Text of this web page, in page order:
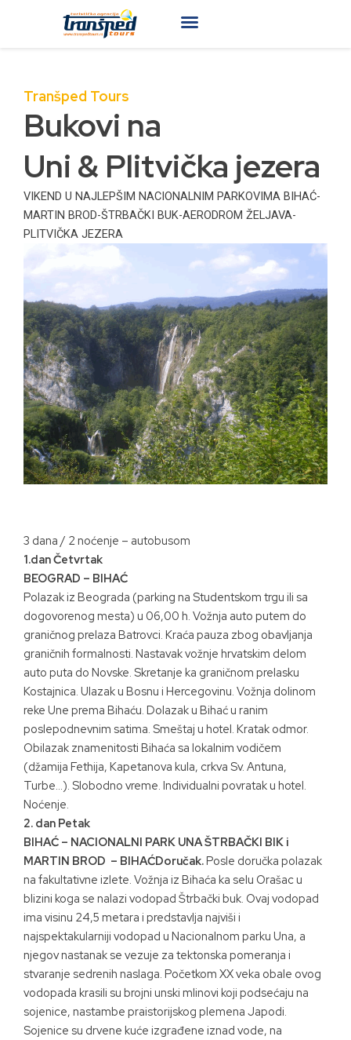
Tranšped Tours
Bukovi na
Uni & Plitvička jezera
VIKEND U NAJLEPŠIM NACIONALNIM PARKOVIMA BIHAĆ-
MARTIN BROD-ŠTRBAČKI BUK-AERODROM ŽELJAVA-
PLITVIČKA JEZERA
3 dana / 2 noćenje – autobusom
1.dan Četvrtak
BEOGRAD – BIHAĆ
Polazak iz Beograda (parking na Studentskom trgu ili sa
dogovorenog mesta) u 06,00 h. Vožnja auto putem do
graničnog prelaza Batrovci. Kraća pauza zbog obavljanja
graničnih formalnosti. Nastavak vožnje hrvatskim delom
auto puta do Novske. Skretanje ka graničnom prelasku
Kostajnica. Ulazak u Bosnu i Hercegovinu. Vožnja dolinom
reke Une prema Bihaću. Dolazak u Bihać u ranim
poslepodnevnim satima. Smeštaj u hotel. Kratak odmor.
Obilazak znamenitosti Bihaća sa lokalnim vodičem
(džamija Fethija, Kapetanova kula, crkva Sv. Antuna,
Turbe…). Slobodno vreme. Individualni povratak u hotel.
Noćenje.
2. dan Petak
BIHAĆ – NACIONALNI PARK UNA ŠTRBAČKI BIK i
MARTIN BROD – BIHAĆDoručak.Posle doručka polazak
na fakultativne izlete. Vožnja iz Bihaća ka selu Orašac u
blizini koga se nalazi vodopad Štrbački buk. Ovaj vodopad
ima visinu 24,5 metara i predstavlja najviši i
najspektakularniji vodopad u Nacionalnom parku Una, a
njegov nastanak se vezuje za tektonska pomeranja i
stvaranje sedrenih naslaga. Početkom XX veka obale ovog
vodopada krasili su brojni unski mlinovi koji podsećaju na
sojenice, nastambe praistorijskog plemena Japodi.
Sojenice su drvene kuće izgrađene iznad vode, na